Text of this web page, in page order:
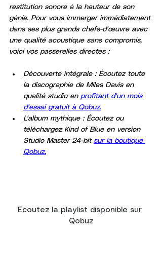
restitution sonore à la hauteur de son
génie. Pour vous immerger immédiatement
dans ses plus grands chefs-d'œuvre avec
une qualité acoustique sans compromis,
voici vos passerelles directes :
Découverte intégrale : Écoutez toute
la discographie de Miles Davis en
qualité studio en profitant d'un mois
d'essai gratuit à Qobuz.
L'album mythique : Écoutez ou
téléchargez Kind of Blue en version
Studio Master 24-bit sur la boutique
Qobuz.
Ecoutez la playlist disponible sur
Qobuz